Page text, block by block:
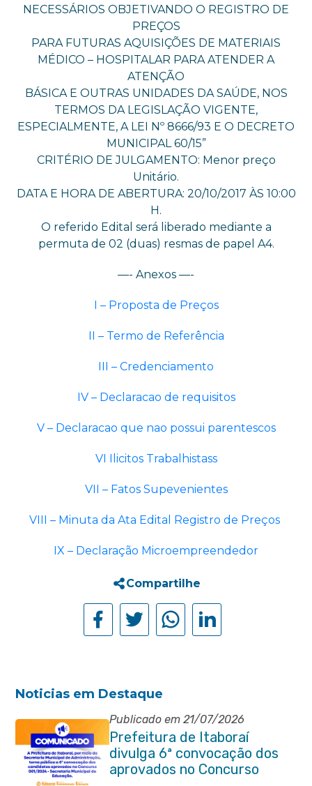
NECESSÁRIOS OBJETIVANDO O REGISTRO DE
PREÇOS
PARA FUTURAS AQUISIÇÕES DE MATERIAIS
MÉDICO – HOSPITALAR PARA ATENDER A
ATENÇÃO
BÁSICA E OUTRAS UNIDADES DA SAÚDE, NOS
TERMOS DA LEGISLAÇÃO VIGENTE,
ESPECIALMENTE, A LEI Nº 8666/93 E O DECRETO
MUNICIPAL 60/15”
CRITÉRIO DE JULGAMENTO: Menor preço
Unitário.
DATA E HORA DE ABERTURA: 20/10/2017 ÀS 10:00
H.
O referido Edital será liberado mediante a
permuta de 02 (duas) resmas de papel A4.
—- Anexos —-
I – Proposta de Preços
II – Termo de Referência
III – Credenciamento
IV – Declaracao de requisitos
V – Declaracao que nao possui parentescos
VI Ilicitos Trabalhistass
VII – Fatos Supevenientes
VIII – Minuta da Ata Edital Registro de Preços
IX – Declaração Microempreendedor
Compartilhe
Noticias em Destaque
Publicado em 21/07/2026
Prefeitura de Itaboraí
divulga 6ª convocação dos
aprovados no Concurso